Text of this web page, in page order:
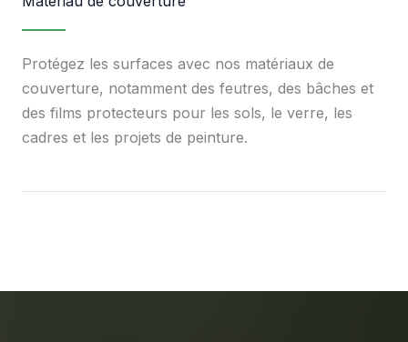
Protégez les surfaces avec nos matériaux de
couverture, notamment des feutres, des bâches et
des films protecteurs pour les sols, le verre, les
cadres et les projets de peinture.